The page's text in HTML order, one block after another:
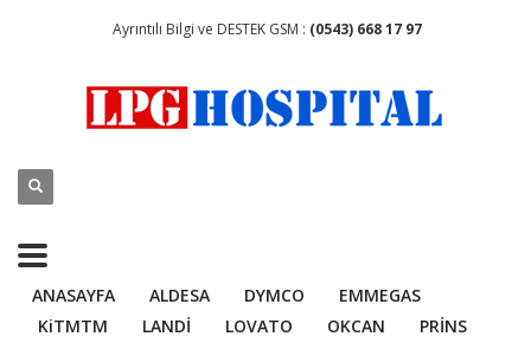
Ayrıntılı Bilgi ve DESTEK GSM : (0543) 668 17 97
ANASAYFA ALDESA DYMCO
EMMEGAS
KiTMTM
LANDİ LOVATO OKCAN
PRİNS